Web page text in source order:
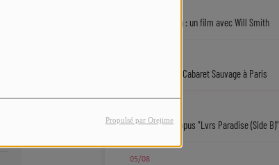
Propulsé par Orejime
Jaafar Jackson : un film avec Will Smith
Ryan Leslie au Cabaret Sauvage à Paris
Isaiah Falls : l'opus "Lvrs Paradise (Side B)"
05/08